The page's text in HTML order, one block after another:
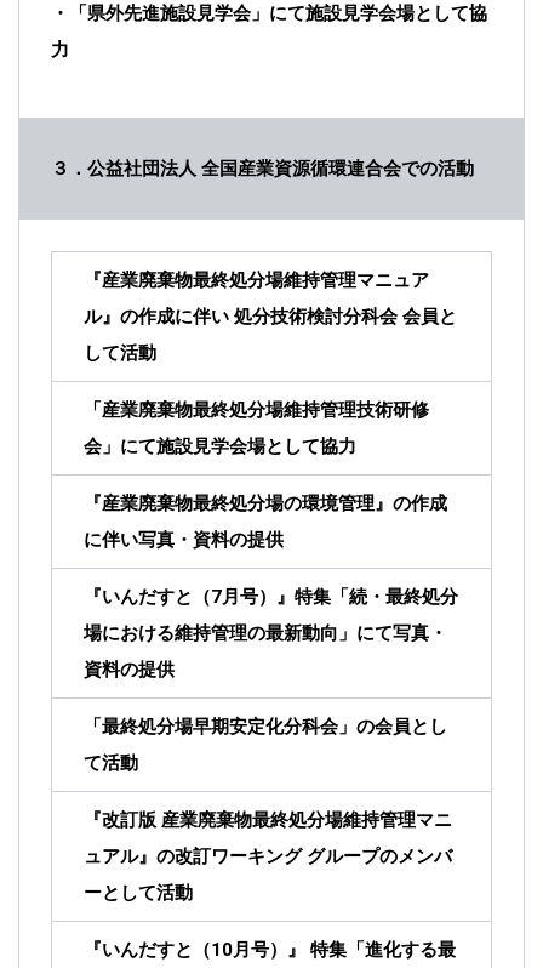
・「県外先進施設⾒学会」にて施設⾒学会場として協
⼒
３．公益社団法⼈ 全国産業資源循環連合会での活動
『産業廃棄物最終処分場維持管理マニュア
ル』の作成に伴い 処分技術検討分科会 会員と
して活動
「産業廃棄物最終処分場維持管理技術研修
会」にて施設⾒学会場として協⼒
『産業廃棄物最終処分場の環境管理』の作成
に伴い写真・資料の提供
『いんだすと（7⽉号）』 特集「続・最終処分
場における維持管理の最新動向」にて写真・
資料の提供
「最終処分場早期安定化分科会」の会員とし
て活動
『改訂版 産業廃棄物最終処分場維持管理マニ
ュアル』の改訂ワーキング グループのメンバ
ーとして活動
『いんだすと（10⽉号）』 特集「進化する最